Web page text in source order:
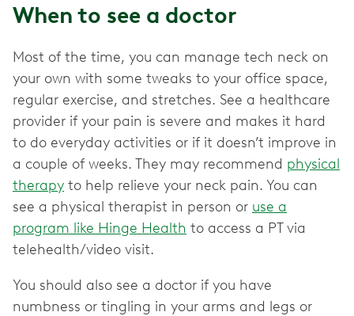
When to see a doctor
Most of the time, you can manage tech neck on
your own with some tweaks to your office space,
regular exercise, and stretches. See a healthcare
provider if your pain is severe and makes it hard
to do everyday activities or if it doesn’t improve in
a couple of weeks. They may recommend physical
therapy to help relieve your neck pain. You can
see a physical therapist in person or use a
program like Hinge Health to access a PT via
telehealth/video visit.
You should also see a doctor if you have
numbness or tingling in your arms and legs or